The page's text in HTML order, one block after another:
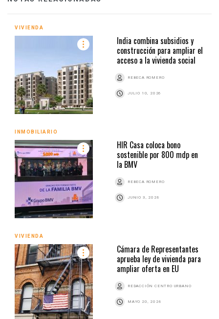
VIVIENDA
India combina subsidios y
construcción para ampliar el
acceso a la vivienda social
REBECA ROMERO
JULIO 10, 2026
INMOBILIARIO
HIR Casa coloca bono
sostenible por 800 mdp en
la BMV
REBECA ROMERO
JUNIO 3, 2026
VIVIENDA
Cámara de Representantes
aprueba ley de vivienda para
ampliar oferta en EU
REDACCIÓN CENTRO URBANO
MAYO 20, 2026